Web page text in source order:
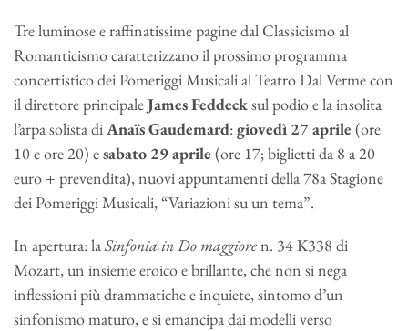
Tre luminose e raffinatissime pagine dal Classicismo al
Romanticismo caratterizzano il prossimo programma
concertistico dei Pomeriggi Musicali al Teatro Dal Verme con
il direttore principaleJames Feddecksul podio e la insolita
l’arpa solista diAnaïs Gaudemard:giovedì 27 aprile (ore
10 e ore 20) esabato 29 aprile (ore 17; biglietti da 8 a 20
euro + prevendita), nuovi appuntamenti della 78a Stagione
dei Pomeriggi Musicali, “Variazioni su un tema”.
In apertura: laSinfonia in Do maggioren. 34 K338 di
Mozart, un insieme eroico e brillante, che non si nega
inflessioni più drammatiche e inquiete, sintomo d’un
sinfonismo maturo, e si emancipa dai modelli verso